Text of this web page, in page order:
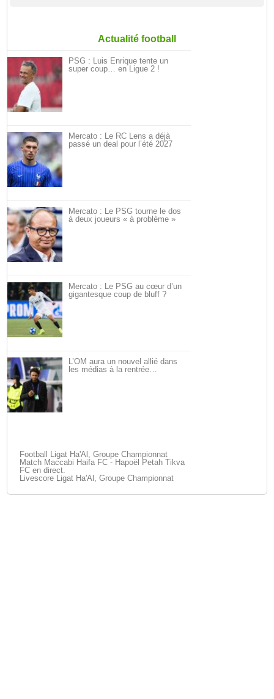
Actualité football
PSG : Luis Enrique tente un
super coup… en Ligue 2 !
Mercato : Le RC Lens a déjà
passé un deal pour l’été 2027
Mercato : Le PSG tourne le dos
à deux joueurs « à problème »
Mercato : Le PSG au cœur d’un
gigantesque coup de bluff ?
L’OM aura un nouvel allié dans
les médias à la rentrée…
Football Ligat Ha'Al, Groupe Championnat
Match Maccabi Haifa FC - Hapoël Petah Tikva
FC en direct.
Livescore Ligat Ha'Al, Groupe Championnat